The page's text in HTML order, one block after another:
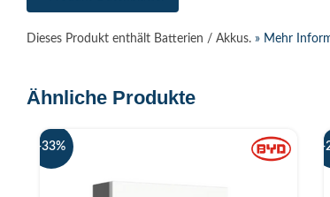
Dieses Produkt enthält Batterien / Akkus. » Mehr
Ähnliche Produkte
-33% -